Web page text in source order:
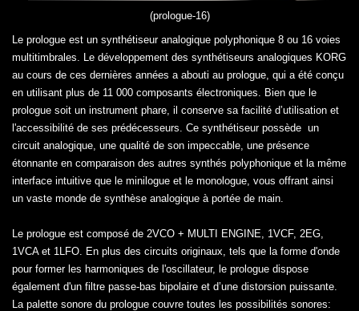
(prologue-16)
Le prologue est un synthétiseur analogique polyphonique 8 ou 16 voies
multitimbrales. Le développement des synthétiseurs analogiques KORG
au cours de ces dernières années a abouti au prologue, qui a été conçu
en utilisant plus de 11 000 composants électroniques. Bien que le
prologue soit un instrument phare, il conserve sa facilité d’utilisation et
l'accessibilité de ses prédécesseurs. Ce synthétiseur possède un
circuit analogique, une qualité de son impeccable, une présence
étonnante en comparaison des autres synthés polyphonique et la même
interface intuitive que le minilogue et le monologue, vous offrant ainsi
un vaste monde de synthèse analogique à portée de main.
Le prologue est composé de 2VCO + MULTI ENGINE, 1VCF, 2EG,
1VCA et 1LFO. En plus des circuits originaux, tels que la forme d'onde
pour former les harmoniques de l'oscillateur, le prologue dispose
également d'un filtre passe-bas bipolaire et d’une distorsion puissante.
La palette sonore du prologue couvre toutes les possibilités sonores: